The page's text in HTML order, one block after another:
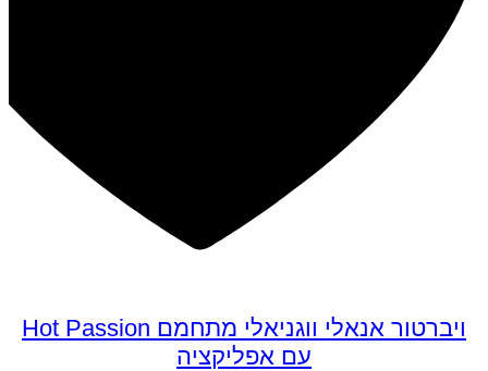
ויברטור אנאלי ווגניאלי מתחמם Hot Passion
עם אפליקציה